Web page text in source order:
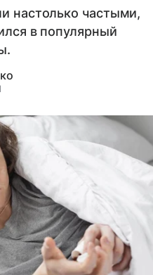
настолько частыми,
в популярный